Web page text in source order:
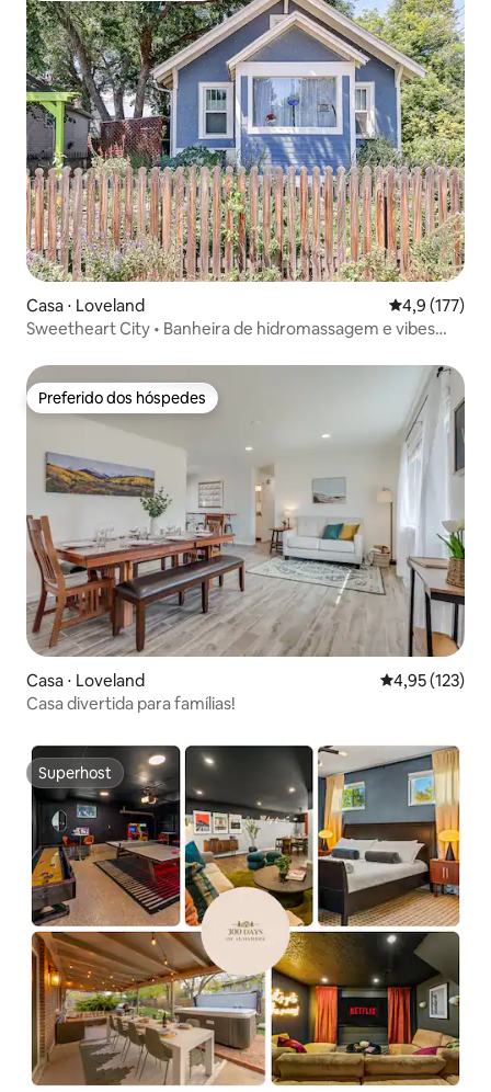
Casa ⋅ Loveland 4,9 de uma
4,9 (177)
Sweetheart City • Banheira de hidromassagem e vibes
Preferido dos hóspedes
Preferido dos hóspedes
Casa ⋅ Loveland 4,95 de uma
4,95 (123)
Casa divertida para famílias!
Superhost
Superhost